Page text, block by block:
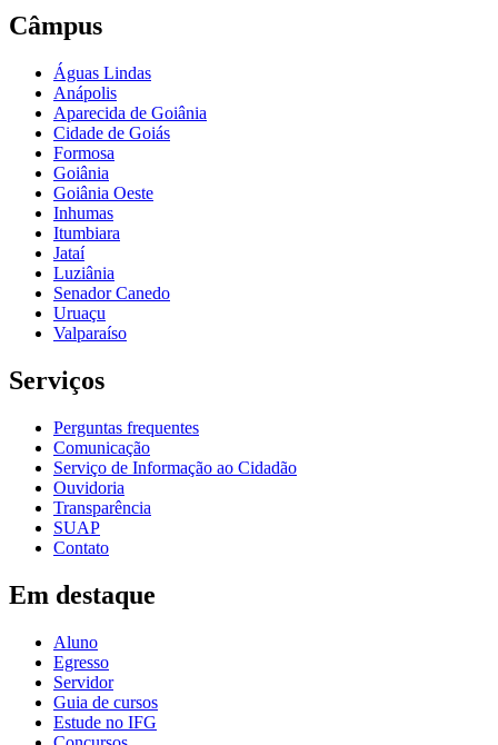
Câmpus
Águas Lindas
Anápolis
Aparecida de Goiânia
Cidade de Goiás
Formosa
Goiânia
Goiânia Oeste
Inhumas
Itumbiara
Jataí
Luziânia
Senador Canedo
Uruaçu
Valparaíso
Serviços
Perguntas frequentes
Comunicação
Serviço de Informação ao Cidadão
Ouvidoria
Transparência
SUAP
Contato
Em destaque
Aluno
Egresso
Servidor
Guia de cursos
Estude no IFG